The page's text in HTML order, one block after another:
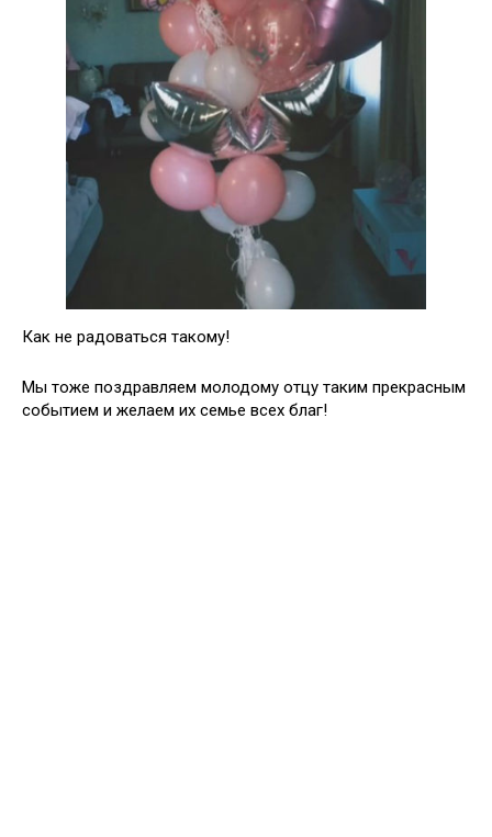
Как не радоваться такому!
Мы тоже поздравляем молодому отцу таким прекрасным
событием и желаем их семье всех благ!